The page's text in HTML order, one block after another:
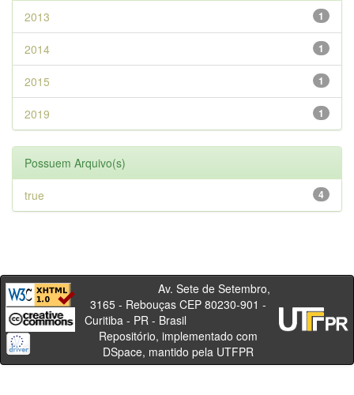
1
2013
1
2014
1
2015
1
2019
Possuem Arquivo(s)
4
true
Av. Sete de Setembro,
3165 - Rebouças CEP 80230-901 -
Curitiba - PR - Brasil
Repositório, implementado com
DSpace, mantido pela UTFPR